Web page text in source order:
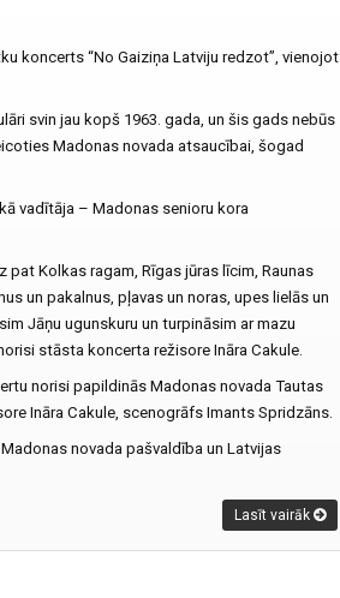
koncerts “No Gaiziņa Latviju redzot”, vienojot
svin jau kopš 1963. gada, un šis gads nebūs
Madonas novada atsaucībai, šogad
vadītāja – Madonas senioru kora
Kolkas ragam, Rīgas jūras līcim, Raunas
un pakalnus, pļavas un noras, upes lielās un
Jāņu ugunskuru un turpināsim ar mazu
stāsta koncerta režisore Ināra Cakule.
norisi papildinās Madonas novada Tautas
Ināra Cakule, scenogrāfs Imants Spridzāns.
novada pašvaldība un Latvijas
Lasīt vairāk